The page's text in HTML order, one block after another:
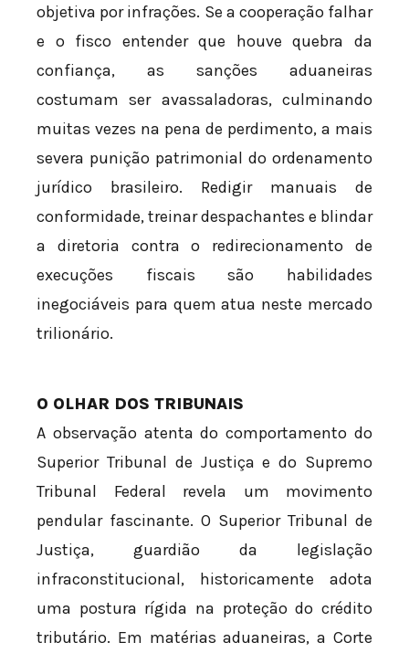
objetiva por infrações. Se a cooperação falhar
e o fisco entender que houve quebra da
confiança, as sanções aduaneiras
costumam ser avassaladoras, culminando
muitas vezes na pena de perdimento, a mais
severa punição patrimonial do ordenamento
jurídico brasileiro. Redigir manuais de
conformidade, treinar despachantes e blindar
a diretoria contra o redirecionamento de
execuções fiscais são habilidades
inegociáveis para quem atua neste mercado
trilionário.
O OLHAR DOS TRIBUNAIS
A observação atenta do comportamento do
Superior Tribunal de Justiça e do Supremo
Tribunal Federal revela um movimento
pendular fascinante. O Superior Tribunal de
Justiça, guardião da legislação
infraconstitucional, historicamente adota
uma postura rígida na proteção do crédito
tributário. Em matérias aduaneiras, a Corte